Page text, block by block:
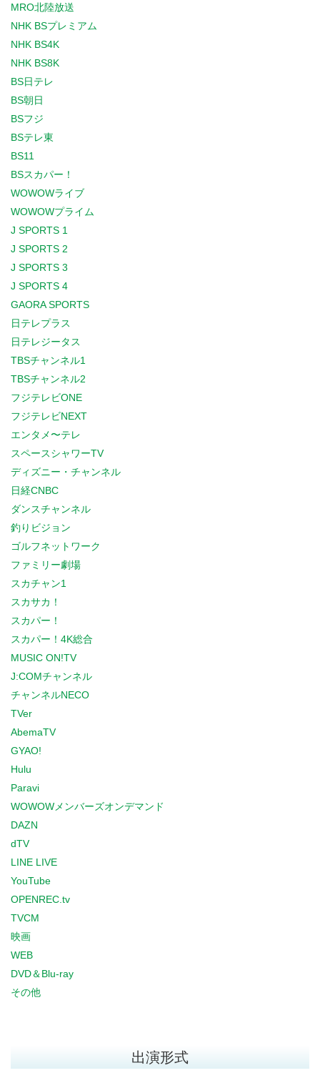
MRO北陸放送
NHK BSプレミアム
NHK BS4K
NHK BS8K
BS日テレ
BS朝日
BSフジ
BSテレ東
BS11
BSスカパー！
WOWOWライブ
WOWOWプライム
J SPORTS 1
J SPORTS 2
J SPORTS 3
J SPORTS 4
GAORA SPORTS
日テレプラス
日テレジータス
TBSチャンネル1
TBSチャンネル2
フジテレビONE
フジテレビNEXT
エンタメ〜テレ
スペースシャワーTV
ディズニー・チャンネル
日経CNBC
ダンスチャンネル
釣りビジョン
ゴルフネットワーク
ファミリー劇場
スカチャン1
スカサカ！
スカパー！
スカパー！4K総合
MUSIC ON!TV
J:COMチャンネル
チャンネルNECO
TVer
AbemaTV
GYAO!
Hulu
Paravi
WOWOWメンバーズオンデマンド
DAZN
dTV
LINE LIVE
YouTube
OPENREC.tv
TVCM
映画
WEB
DVD＆Blu-ray
その他
出演形式